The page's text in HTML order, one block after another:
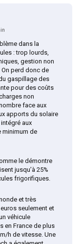
dans la
: trop lourds,
gestion non
On perd donc de
gaspillage des
pour des coûts
non
face aux
apports du solaire
aux
minimum de
le démontre
jusqu’à 25%
frigorifiques.
et très
seulement et
véhicule
en France de plus
h de vitesse. Une